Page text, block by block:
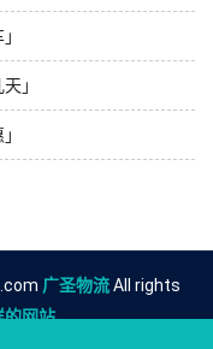
」
广圣物流All rights
的网站